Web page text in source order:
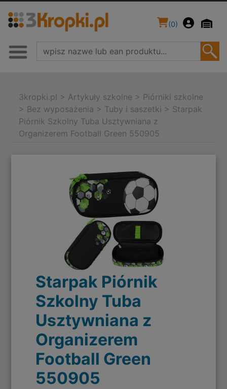
(0)
3kropki.pl > Artykuły szkolne > Piórniki szkolne
> Bez wyposażenia > Tuby i saszetki > Starpak
Piórnik Szkolny Tuba Usztywniana z
Organizerem Football Green 550905
Starpak Piórnik
Szkolny Tuba
Usztywniana z
Organizerem
Football Green
550905